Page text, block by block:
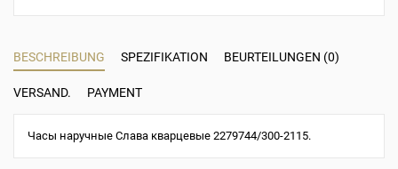
BESCHREIBUNG SPEZIFIKATION BEURTEILUNGEN (0)
VERSAND. PAYMENT
Часы наручные Слава кварцевые 2279744/300-2115.